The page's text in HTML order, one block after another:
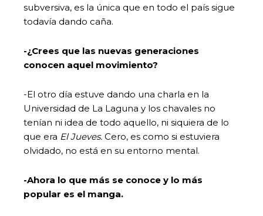
subversiva, es la única que en todo el país sigue
todavía dando caña.
-¿Crees que las nuevas generaciones
conocen aquel movimiento?
-El otro día estuve dando una charla en la
Universidad de La Laguna y los chavales no
tenían ni idea de todo aquello, ni siquiera de lo
que era El Jueves. Cero, es como si estuviera
olvidado, no está en su entorno mental.
-Ahora lo que más se conoce y lo más
popular es el manga.